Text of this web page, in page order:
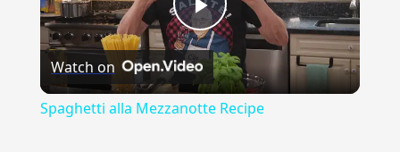
Play
Video
Watch on
Spaghetti alla Mezzanotte Recipe